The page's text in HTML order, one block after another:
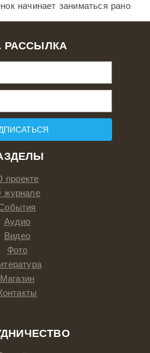
начинает заниматься рано.
проекте
журнале
Аудио
Видео
Фото
Магазин
РАССЫЛКА